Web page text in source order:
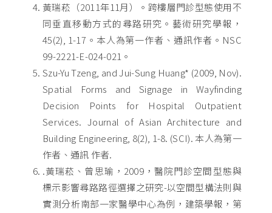
黃瑞菘（2011年11月）。跨樓層門診型態使用不
同垂直移動方式的尋路研究。藝術研究學報，
45(2), 1-17。本人為第一作者、通訊作者。NSC
99-2221-E-024-021。
Szu-Yu Tzeng, and Jui-Sung Huang* (2009, Nov).
Spatial Forms and Signage in Wayfinding
Decision Points for Hospital Outpatient
Services. Journal of Asian Architecture and
Building Engineering, 8(2), 1-8. (SCI). 本人為第一
作者、通訊 作者.
.黃瑞菘、曾思瑜，2009，醫院門診空間型態與
標示影響尋路路徑選擇之研究-以空間型構法則與
實測分析南部一家醫學中心為例，建築學報，第